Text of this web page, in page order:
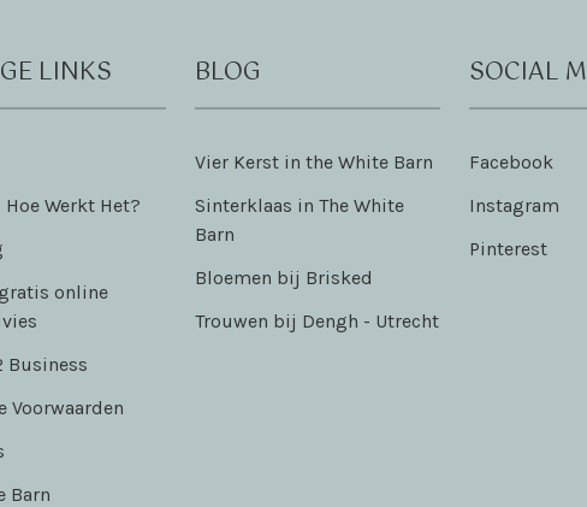
LINKS
Werkt Het?
online
Business
Voorwaarden
Barn
BLOG
Vier Kerst in the White Barn
Sinterklaas in The White
Barn
Bloemen bij Brisked
Trouwen bij Dengh - Utrecht
SOCIAL
Facebook
Instagram
Pinterest